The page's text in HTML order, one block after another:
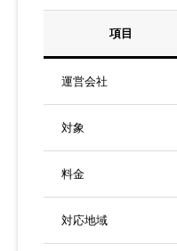
項目
運営会社
対象
料金
対応地域